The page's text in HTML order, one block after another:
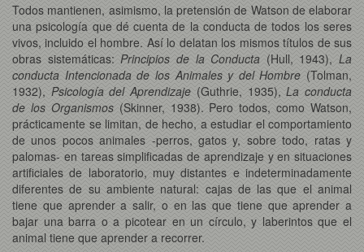
Todos mantienen, asimismo, la pretensión de Watson de elaborar
una psicología que dé cuenta de la conducta de todos los seres
vivos, incluido el hombre. Así lo delatan los mismos títulos de sus
obras sistemáticas: Principios de la Conducta (Hull, 1943), La
conducta Intencionada de los Animales y del Hombre (Tolman,
1932), Psicología del Aprendizaje (Guthrie, 1935), La conducta
de los Organismos(Skinner, 1938). Pero todos, como Watson,
prácticamente se limitan, de hecho, a estudiar el comportamiento
de unos pocos animales -perros, gatos y, sobre todo, ratas y
palomas- en tareas simplificadas de aprendizaje y en situaciones
artificiales de laboratorio, muy distantes e indeterminadamente
diferentes de su ambiente natural: cajas de las que el animal
tiene que aprender a salir, o en las que tiene que aprender a
bajar una barra o a picotear en un círculo, y laberintos que el
animal tiene que aprender a recorrer.